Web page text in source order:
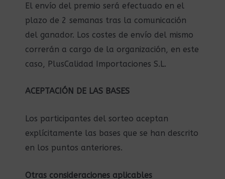
El envío del premio será efectuado en el
plazo de 2 semanas tras la comunicación
del ganador. Los costes de envío del mismo
correrán a cargo de la organización, en este
caso, PlusCalidad Importaciones S.L.
ACEPTACIÓN DE LAS BASES
Los participantes del sorteo aceptan
explícitamente las bases que se han descrito
en los puntos anteriores.
Otras consideraciones aplicables